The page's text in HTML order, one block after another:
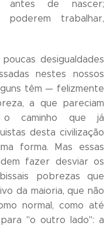
antes de nascer;
trabalhar,
desigualdades
nestes nossos
têm — felizmente
a que pareciam
o caminho que já
desta civilização
forma. Mas essas
fazer desviar os
pobrezas que
da maioria, que não
normal, como até
"o outro lado": a